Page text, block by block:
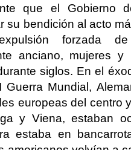
que el Gobierno
su bendición al acto
forzada
anciano, mujeres
siglos. En el
Mundial,
europeas del centro
y Viena, estaban
estaba en